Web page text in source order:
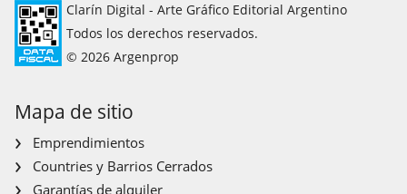
Clarín Digital - Arte Gráfico Editorial Argentino
Todos los derechos reservados.
© 2026 Argenprop
Mapa de sitio
Emprendimientos
Countries y Barrios Cerrados
Garantías de alquiler